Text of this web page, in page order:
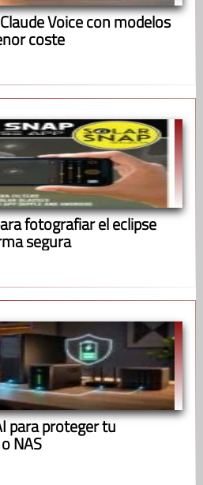
Voice con modelos
coste
fotografiar el eclipse
segura
para proteger tu
NAS